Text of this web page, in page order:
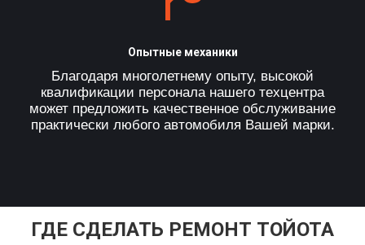
Опытные механики
Благодаря многолетнему опыту, высокой
квалификации персонала нашего техцентра
может предложить качественное обслуживание
практически любого автомобиля Вашей марки.
ГДЕ СДЕЛАТЬ РЕМОНТ ТОЙОТА